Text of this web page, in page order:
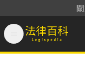
法律百科